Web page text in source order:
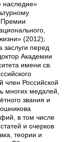
наследие»
Премии
(2012);
перед
Академии
имени св.
член Российской
многих медалей,
звания и
в том числе
и очерков
теории и